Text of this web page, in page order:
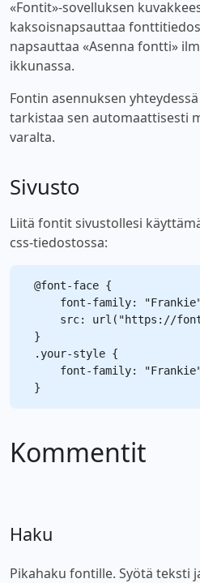
«Fontit»-sovelluksen
kaksoisnapsauttaa
napsauttaa «Asenna fontti»
ikkunassa.
Fontin asennuksen
tarkistaa sen automaattisesti
varalta.
Sivusto
Liitä fontit sivustollesi
css-tiedostossa:
@font-face {
font-family:
src: url("https://
}
.your-style {
font-family:
Kommentit
Haku
Pikahaku fontille. Syötä teksti